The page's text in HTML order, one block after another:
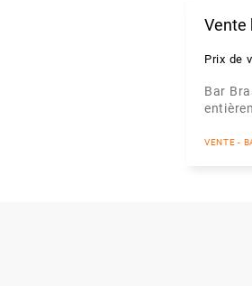
Vente
Prix de
Bar
VENTE -